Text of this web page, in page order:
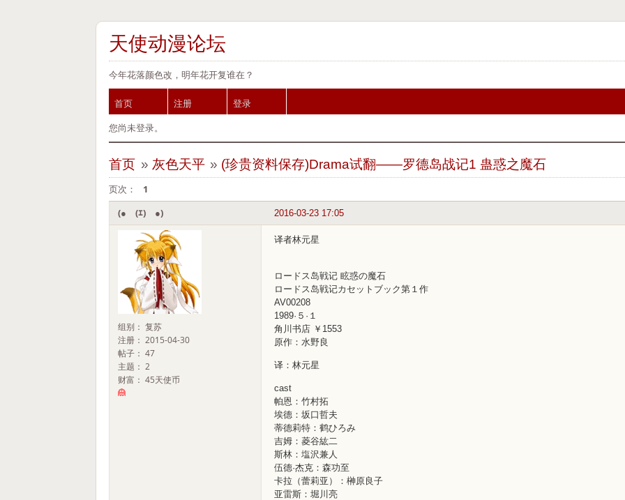
天使动漫论坛
今年花落颜色改，明年花开复谁在？
首页 注册
登录
您尚未登录。
首页 » 灰色天平 » (珍贵资料保存)Drama试翻——罗德岛战记1 蛊惑之魔石
页次： 1
2016-03-23 17:05
(●￣(ｴ)￣●)
组别： 复苏
注册： 2015-04-30
帖子： 47
主题： 2
财富： 45天使币
译者林元星
ロードス岛戦记 眩惑の魔石
ロードス岛戦记カセットブック第１作
AV00208
1989·５·１
角川书店 ￥1553
原作：水野良
译：林元星
cast
帕恩：竹村拓
埃德：坂口哲夫
蒂德莉特：鹤ひろみ
吉姆：菱谷紘二
斯林：塩沢兼人
伍德·杰克：森功至
卡拉（蕾莉亚）：榊原良子
亚雷斯：堀川亮